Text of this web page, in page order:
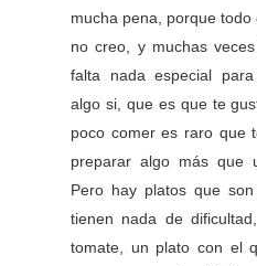
mucha pena, porque todo
no creo, y muchas
falta nada especial
algo si, que es que te
poco comer es raro que
preparar algo más que
Pero hay platos que
tienen nada de
tomate, un plato con el